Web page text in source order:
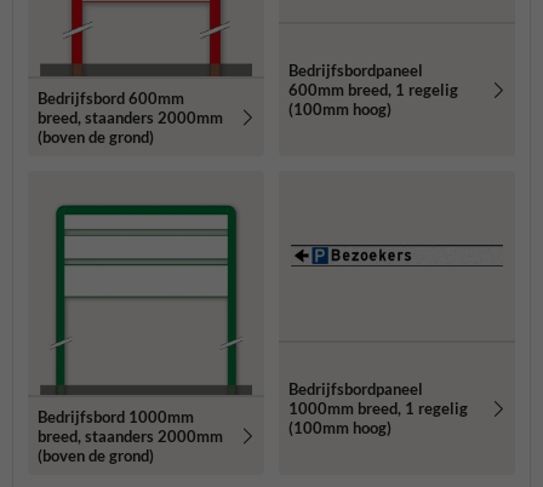
Bedrijfsbord 600mm
breed, staanders 2000mm
(boven de grond)
Bedrijfsbordpaneel
600mm breed, 1 regelig
(100mm hoog)
Bedrijfsbord 1000mm
breed, staanders 2000mm
(boven de grond)
Bedrijfsbordpaneel
1000mm breed, 1 regelig
(100mm hoog)